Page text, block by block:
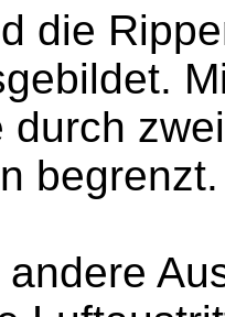
die
durch
begrenzt.
andere